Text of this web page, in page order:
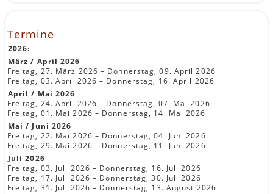
Termine
2026:
März / April 2026
Freitag, 27. März 2026 – Donnerstag, 09. April 2026
Freitag, 03. April 2026 – Donnerstag, 16. April 2026
April / Mai 2026
Freitag, 24. April 2026 – Donnerstag, 07. Mai 2026
Freitag, 01. Mai 2026 – Donnerstag, 14. Mai 2026
Mai / Juni 2026
Freitag, 22. Mai 2026 – Donnerstag, 04. Juni 2026
Freitag, 29. Mai 2026 – Donnerstag, 11. Juni 2026
Juli 2026
Freitag, 03. Juli 2026 – Donnerstag, 16. Juli 2026
Freitag, 17. Juli 2026 – Donnerstag, 30. Juli 2026
Freitag, 31. Juli 2026 – Donnerstag, 13. August 2026